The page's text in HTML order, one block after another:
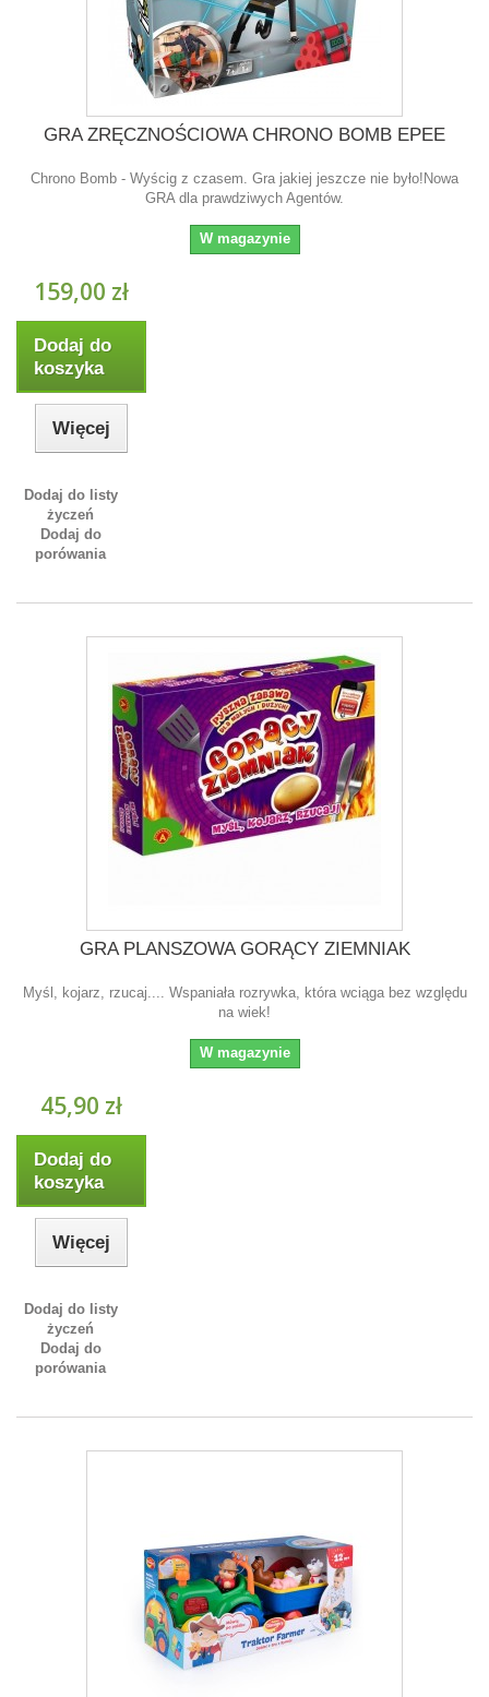
GRA ZRĘCZNOŚCIOWA CHRONO BOMB EPEE
Chrono Bomb - Wyścig z czasem. Gra jakiej jeszcze nie było!Nowa
GRA dla prawdziwych Agentów.
W magazynie
159,00 zł
Dodaj do
koszyka
Więcej
Dodaj do listy
życzeń
Dodaj do
porówania
GRA PLANSZOWA GORĄCY ZIEMNIAK
Myśl, kojarz, rzucaj.... Wspaniała rozrywka, która wciąga bez względu
na wiek!
W magazynie
45,90 zł
Dodaj do
koszyka
Więcej
Dodaj do listy
życzeń
Dodaj do
porówania